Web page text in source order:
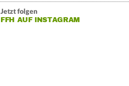
Jetzt folgen
FFH AUF INSTAGRAM